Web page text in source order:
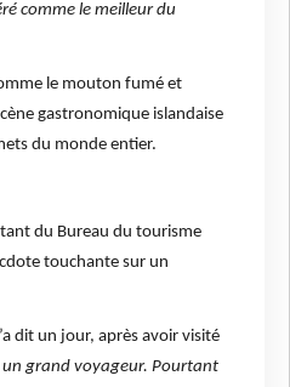
comme le meilleur du
le mouton fumé et
gastronomique islandaise
du monde entier.
du Bureau du tourisme
touchante sur un
dit un jour, après avoir visité
un grand voyageur. Pourtant